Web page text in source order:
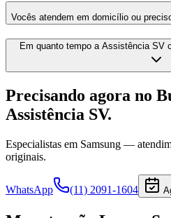
Vocês atendem em domicílio ou
Em quanto tempo a Assistência SV
Precisando agora no
Assistência SV.
Especialistas em Samsung —
originais.
WhatsApp (11) 2091-1604